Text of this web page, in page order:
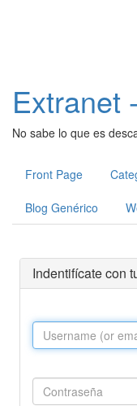
Extranet
No sabe lo que es
Front Page
Blog Genérico
Indentifícate con